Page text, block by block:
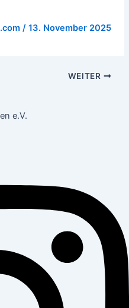
/13. November 2025
WEITER
e.V.